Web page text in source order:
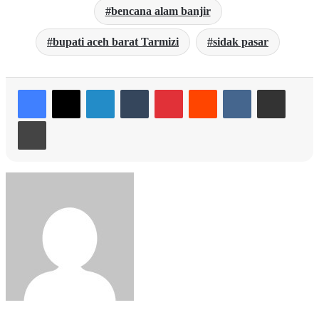
bencana alam banjir
bupati aceh barat Tarmizi sidak pasar
LinkedInTumblrPinterestReddit VKontakteShare via Email
Print